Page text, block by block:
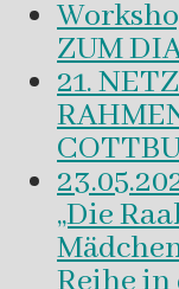
ZUM
21.
„Die